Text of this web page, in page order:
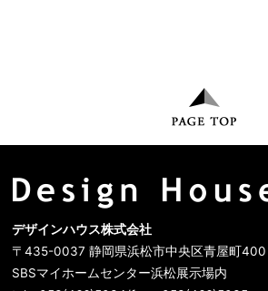
デザインハウス株式会社
〒435-0037 静岡県浜松市中央区青屋町400
SBSマイホームセンター浜松展示場内